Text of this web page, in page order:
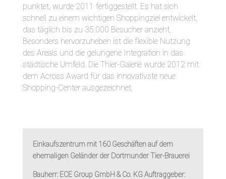
punktet, wurde 2011 fertiggestellt. Es hat sich
schnell zu einem wichtigen Shoppingziel entwickelt,
das täglich bis zu 35.000 Besucher anzieht.
Besonders hervorzuheben ist die flexible Nutzung
des Areals und die gelungene Integration in das
städtische Umfeld. Die Thier-Galerie wurde 2012 mit
dem Across Award für das innovativste neue
Shopping-Center ausgezeichnet.
Einkaufszentrum mit 160 Geschäften auf dem
ehemaligen Geländer der Dortmunder Tier-Brauerei
Bauherr:ECE Group GmbH & Co. KG Auftraggeber: